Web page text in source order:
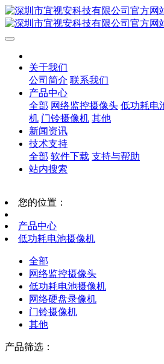
关于我们
公司简介 联系我们
产品中心
全部 网络监控摄像头 低功耗电
机 门铃摄像机 其他
新闻资讯
技术支持
全部 软件下载 支持与帮助
站内搜索
您的位置：
产品中心
低功耗电池摄像机
全部
网络监控摄像头
低功耗电池摄像机
网络硬盘录像机
门铃摄像机
其他
产品筛选：